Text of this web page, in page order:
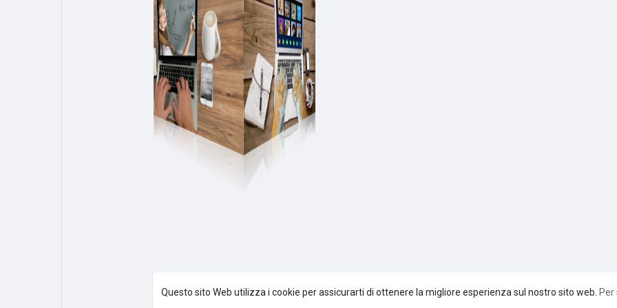
Questo sito Web utilizza i cookie per assicurarti di ottenere la migliore esperienza sul nostro sito web. Per